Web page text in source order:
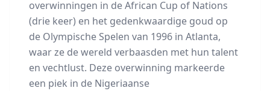
overwinningen in de African Cup of Nations
(drie keer) en het gedenkwaardige goud op
de Olympische Spelen van 1996 in Atlanta,
waar ze de wereld verbaasden met hun talent
en vechtlust. Deze overwinning markeerde
een piek in de Nigeriaanse